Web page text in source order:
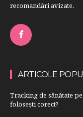
recomandări avizate.
ARTICOLE
Tracking de sănătate
folosești corect?